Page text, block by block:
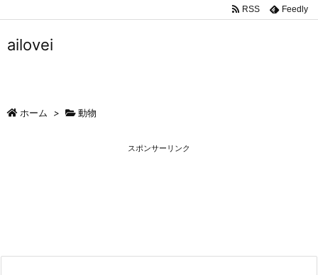
RSS Feedly
ailovei
ホーム > 動物
スポンサーリンク